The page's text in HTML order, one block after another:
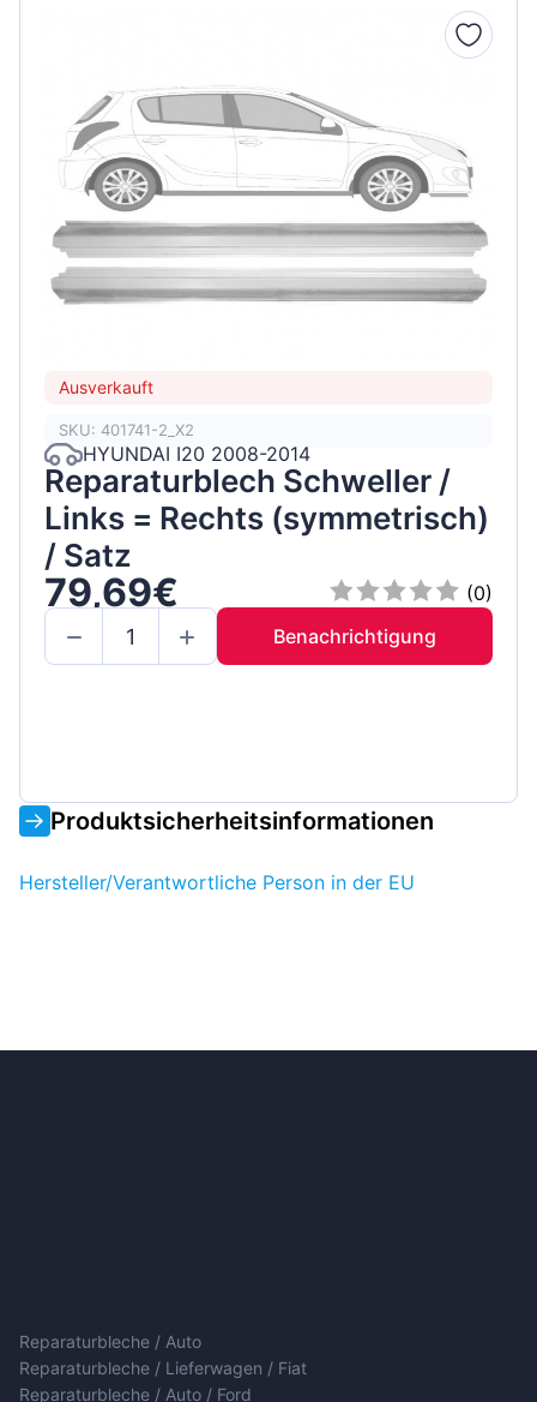
Ausverkauft
SKU: 401741-2_X2
HYUNDAI I20 2008-2014
Reparaturblech Schweller /
Links = Rechts (symmetrisch)
/ Satz
79,69€
(0)
Benachrichtigung
Produktsicherheitsinformationen
Hersteller/Verantwortliche Person in der EU
Reparaturbleche / Auto
Reparaturbleche / Lieferwagen / Fiat
Reparaturbleche / Auto / Ford